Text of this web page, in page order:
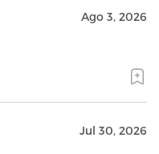
Ago 3, 2026
Jul 30, 2026